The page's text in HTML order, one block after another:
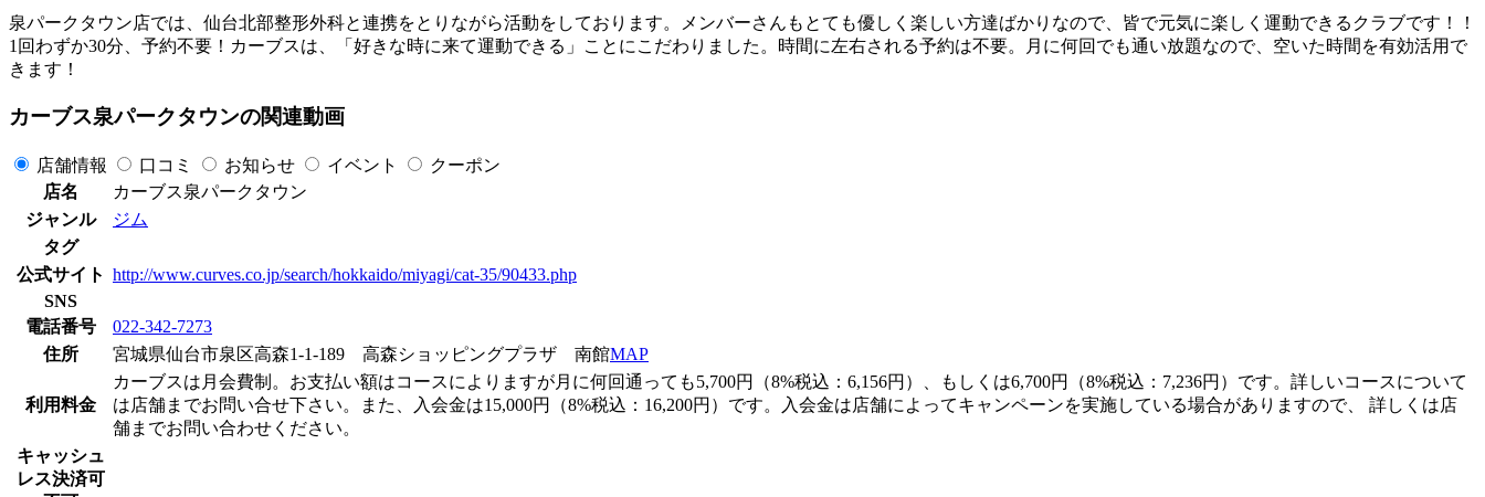
泉パークタウン店では、仙台北部整形外科と連携をとりながら活動をしております。メンバーさんもとても優しく楽しい方達ばかりなので、皆で元気に楽しく運動できるクラブです！！
1回わずか30分、予約不要！カーブスは、「好きな時に来て運動できる」ことにこだわりました。時間に左右される予約は不要。月に何回でも通い放題なので、空いた時間を有効活用で
きます！
カーブス泉パークタウンの関連動画
店舗情報 口コミ お知らせ イベント
クーポン
店名
カーブス泉パークタウン
ジャンル
ジム
タグ
公式サイト http://www.curves.co.jp/search/hokkaido/miyagi/cat-35/90433.php
SNS
電話番号
022-342-7273
住所
宮城県仙台市泉区高森1-1-189 高森ショッピングプラザ 南館MAP
利用料金
カーブスは月会費制。お支払い額はコースによりますが月に何回通っても5,700円（8%税込：6,156円）、もしくは6,700円（8%税込：7,236円）です。詳しいコースについて
は店舗までお問い合せ下さい。また、入会金は15,000円（8%税込：16,200円）です。入会金は店舗によってキャンペーンを実施している場合がありますので、 詳しくは店
舗までお問い合わせください。
キャッシュ
レス決済可